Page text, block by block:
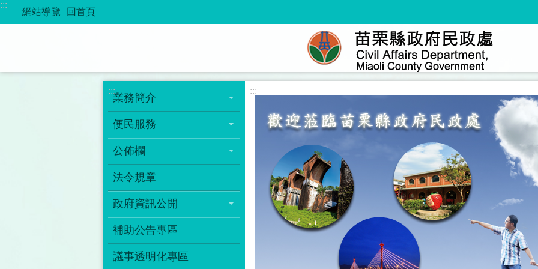
跳到主要內容區塊
:::
網站導覽 回首頁
:::
業務簡介
便民服務
公佈欄
法令規章
政府資訊公開
補助公告專區
議事透明化專區
:::